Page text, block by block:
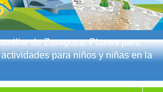
de Zaragoza. Planes para
para niños y niñas en la